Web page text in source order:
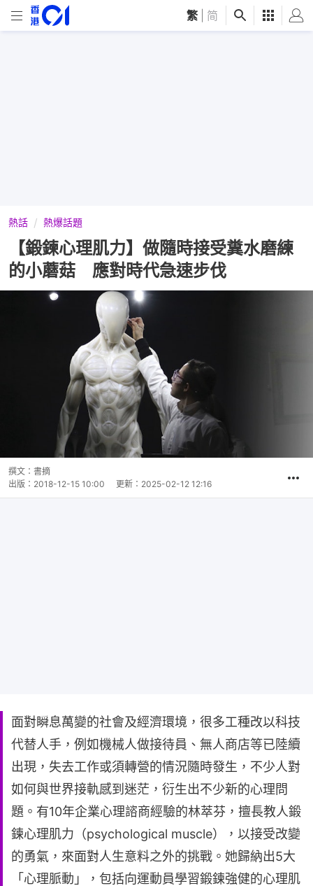
繁 简
熱話 熱爆話題
【鍛鍊心理肌力】做隨時接受糞水磨練
的小蘑菇 應對時代急速步伐
撰文： 書摘
出版： 2018-12-15 10:00 更新： 2025-02-12 12:16
面對瞬息萬變的社會及經濟環境，很多工種改以科技
代替人手，例如機械人做接待員、無人商店等已陸續
出現，失去工作或須轉營的情況隨時發生，不少人對
如何與世界接軌感到迷茫，衍生出不少新的心理問
題。有10年企業心理諮商經驗的林萃芬，擅長教人鍛
鍊心理肌力（psychological muscle），以接受改變
的勇氣，來面對人生意料之外的挑戰。她歸納出5大
「心理脈動」，包括向運動員學習鍛鍊強健的心理肌